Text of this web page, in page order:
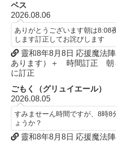
ベス
2026.08.06
ありがとうございます朝は8:08
します訂正してお詫びします
靈和8年8月8日 応援魔法
あります）＋ 時間訂正 朝
に訂正
ごもく（グリュイエール）
2026.08.05
すみませーん時間ですが、8時8
ょうか？
靈和8年8月8日 応援魔法